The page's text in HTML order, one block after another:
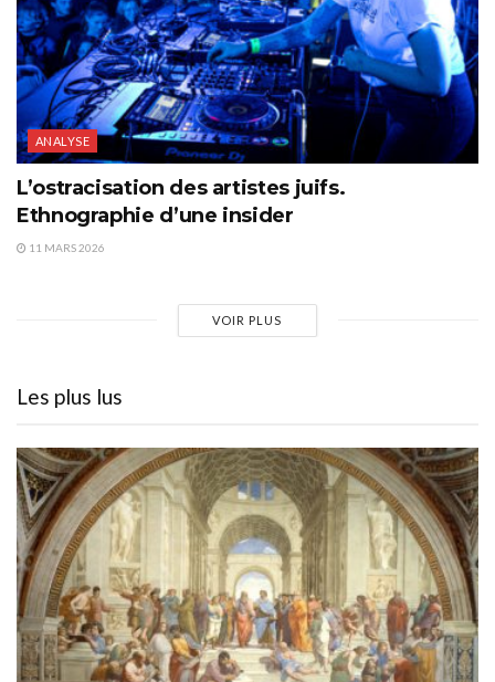
ANALYSE
L’ostracisation des artistes juifs.
Ethnographie d’une insider
11 MARS 2026
VOIR PLUS
Les plus lus